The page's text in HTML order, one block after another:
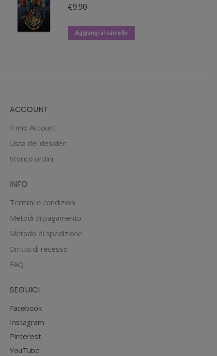
€9.90
Aggiungi al carrello
ACCOUNT
Il mio Account
Lista dei desideri
Storico ordini
INFO
Termini e condizioni
Metodi di pagamento
Metodo di spedizione
Diritto di recesso
FAQ
SEGUICI
Facebook
Instagram
Pinterest
YouTube